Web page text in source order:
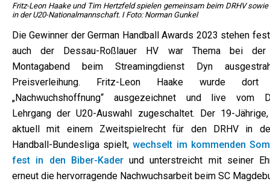
Fritz-Leon Haake und Tim Hertzfeld spielen gemeinsam beim DRHV
in der U20-Nationalmannschaft. I Foto: Norman Gunkel
Die Gewinner der German Handball Awards 2023 stehen
auch der Dessau-Roßlauer HV war Thema bei
Montagabend beim Streamingdienst Dyn
Preisverleihung. Fritz-Leon Haake wurde
„Nachwuchshoffnung“ ausgezeichnet und live vom
Lehrgang der U20-Auswahl zugeschaltet. Der 19-
aktuell mit einem Zweitspielrecht für den DRHV in
Handball-Bundesliga spielt,wechselt im kommenden
fest in den Biber-Kaderund unterstreicht mit seiner
erneut die hervorragende Nachwuchsarbeit beim SC